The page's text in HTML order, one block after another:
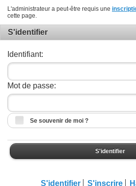
L'administrateur a peut-être requis une
cette page.
S'identifier
Identifiant:
Mot de passe:
Se souvenir de moi ?
S'identifier
S'identifier S'inscrire